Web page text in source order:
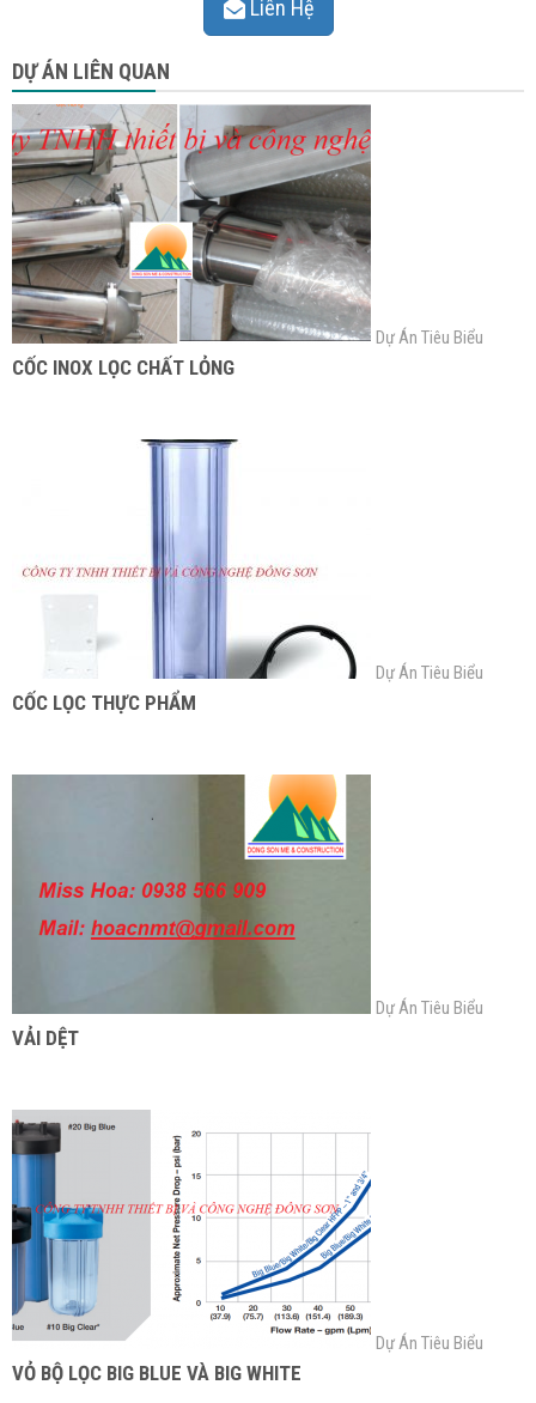
Liên Hệ
DỰ ÁN LIÊN QUAN
Dự Án Tiêu Biểu
CỐC INOX LỌC CHẤT LỎNG
Dự Án Tiêu Biểu
CỐC LỌC THỰC PHẨM
Dự Án Tiêu Biểu
VẢI DỆT
Dự Án Tiêu Biểu
VỎ BỘ LỌC BIG BLUE VÀ BIG WHITE